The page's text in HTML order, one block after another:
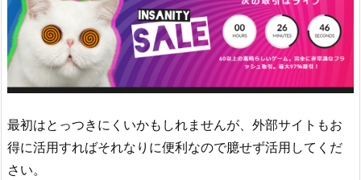
最初はとっつきにくいかもしれませんが、外部サイトもお
得に活用すればそれなりに便利なので臆せず活用してくだ
さい。